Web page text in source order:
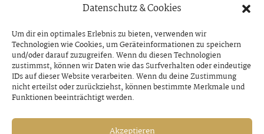
Datenschutz & Cookies
Um dir ein optimales Erlebnis zu bieten, verwenden wir
Technologien wie Cookies, um Geräteinformationen zu speichern
und/oder darauf zuzugreifen. Wenn du diesen Technologien
zustimmst, können wir Daten wie das Surfverhalten oder eindeutige
IDs auf dieser Website verarbeiten. Wenn du deine Zustimmung
nicht erteilst oder zurückziehst, können bestimmte Merkmale und
Funktionen beeinträchtigt werden.
Akzeptieren